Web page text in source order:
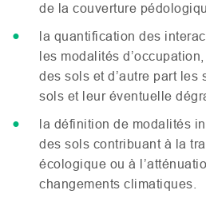
de la couverture
la quantification des
les modalités
des sols et d’autre part les
sols et leur éventuelle
la définition de modalités
des sols contribuant à la
écologique ou à
changements climatiques.